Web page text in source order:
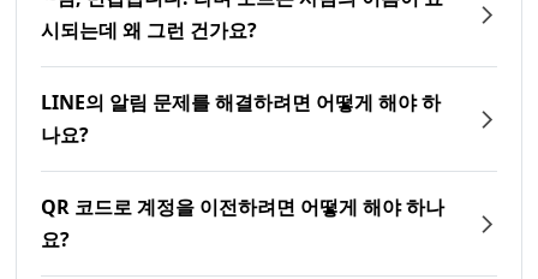
시되는데 왜 그런 건가요?
LINE의 알림 문제를 해결하려면 어떻게 해야 하
나요?
QR 코드로 계정을 이전하려면 어떻게 해야 하나
요?